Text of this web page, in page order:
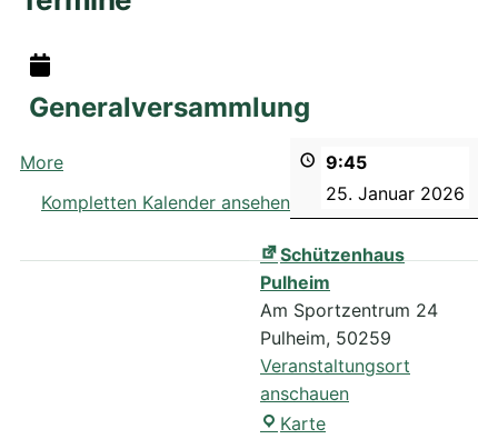
Generalversammlung
9:45
25. Januar 2026
Schützenhaus
Pulheim
Am Sportzentrum 24
Pulheim, 50259
Veranstaltungsort
anschauen
Karte
More
Kompletten Kalender ansehen